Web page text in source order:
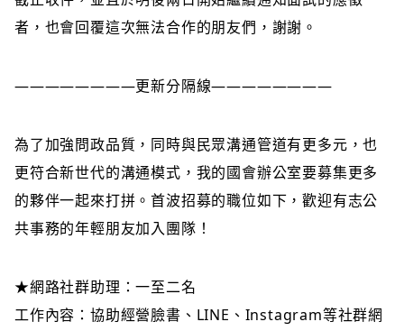
者，也會回覆這次無法合作的朋友們，謝謝。
————————更新分隔線————————
為了加強問政品質，同時與民眾溝通管道有更多元，也
更符合新世代的溝通模式，我的國會辦公室要募集更多
的夥伴一起來打拼。首波招募的職位如下，歡迎有志公
共事務的年輕朋友加入團隊！
★網路社群助理：一至二名
工作內容：協助經營臉書、LINE、Instagram等社群網